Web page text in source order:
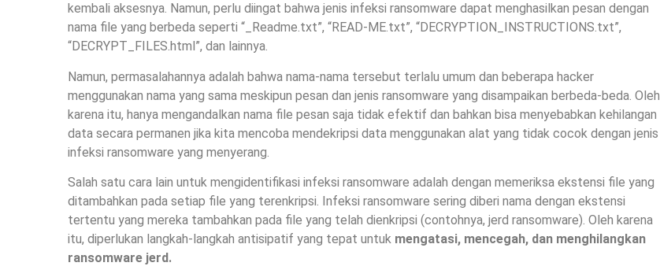
kembali aksesnya. Namun, perlu diingat bahwa jenis infeksi ransomware dapat menghasilkan pesan dengan
nama file yang berbeda seperti “_Readme.txt”, “READ-ME.txt”, “DECRYPTION_INSTRUCTIONS.txt”,
“DECRYPT_FILES.html”, dan lainnya.
Namun, permasalahannya adalah bahwa nama-nama tersebut terlalu umum dan beberapa hacker
menggunakan nama yang sama meskipun pesan dan jenis ransomware yang disampaikan berbeda-beda. Oleh
karena itu, hanya mengandalkan nama file pesan saja tidak efektif dan bahkan bisa menyebabkan kehilangan
data secara permanen jika kita mencoba mendekripsi data menggunakan alat yang tidak cocok dengan jenis
infeksi ransomware yang menyerang.
Salah satu cara lain untuk mengidentifikasi infeksi ransomware adalah dengan memeriksa ekstensi file yang
ditambahkan pada setiap file yang terenkripsi. Infeksi ransomware sering diberi nama dengan ekstensi
tertentu yang mereka tambahkan pada file yang telah dienkripsi (contohnya, jerd ransomware). Oleh karena
itu, diperlukan langkah-langkah antisipatif yang tepat untuk mengatasi, mencegah, dan menghilangkan
ransomware jerd.